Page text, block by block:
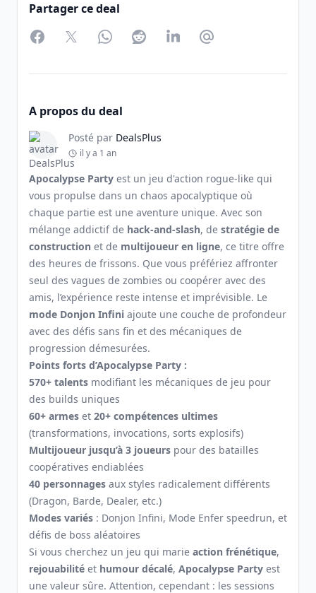
Partager ce deal
FacebookTwitterWhatsAppRedditLinkedInPartager par Email
A propos du deal
Posté par DealsPlus
il y a 1 an
Apocalypse Party est un jeu d'action rogue-like qui
vous propulse dans un chaos apocalyptique où
chaque partie est une aventure unique. Avec son
mélange addictif de hack-and-slash, de stratégie de
construction et de multijoueur en ligne, ce titre offre
des heures de frissons. Que vous préfériez affronter
seul des vagues de zombies ou coopérer avec des
amis, l’expérience reste intense et imprévisible. Le
mode Donjon Infini ajoute une couche de profondeur
avec des défis sans fin et des mécaniques de
progression démesurées.
Points forts d’Apocalypse Party :
570+ talents modifiant les mécaniques de jeu pour
des builds uniques
60+ armes et 20+ compétences ultimes
(transformations, invocations, sorts explosifs)
Multijoueur jusqu’à 3 joueurs pour des batailles
coopératives endiablées
40 personnages aux styles radicalement différents
(Dragon, Barde, Dealer, etc.)
Modes variés : Donjon Infini, Mode Enfer speedrun, et
défis de boss aléatoires
Si vous cherchez un jeu qui marie action frénétique,
rejouabilité et humour décalé, Apocalypse Party est
une valeur sûre. Attention, cependant : les sessions